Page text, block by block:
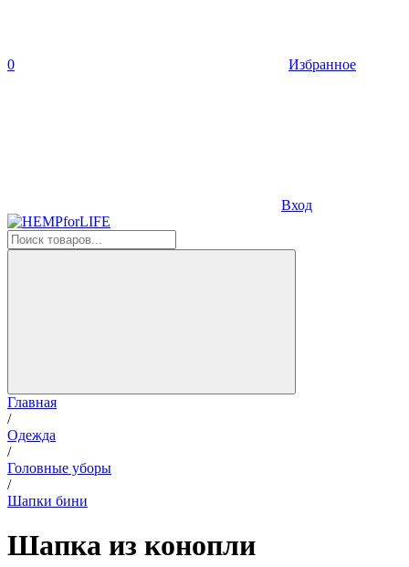
0 Избранное
Вход
Главная
/
Одежда
/
Головные уборы
/
Шапки бини
Шапка из конопли